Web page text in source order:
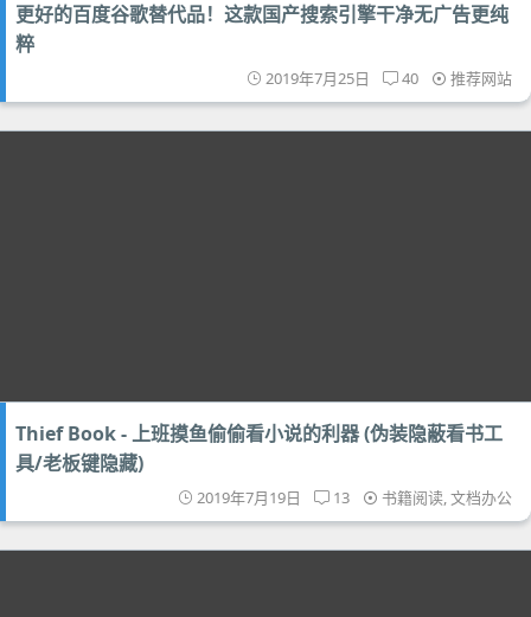
更好的百度谷歌替代品！这款国产搜索引擎干净无广告更纯
粹
2019年7月25日 40 推荐网站
Thief Book - 上班摸鱼偷偷看小说的利器 (伪装隐蔽看书工
具/老板键隐藏)
2019年7月19日 13 书籍阅读,文档办公